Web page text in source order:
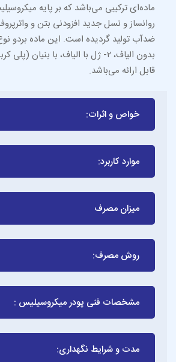
ماده‌ای ترکیبی می‌باشد که بر پایه
روانساز و نسل جدید افزودنی بتن و
بدون الیاف، ۲- ژل با الیاف، با بنیان‌
قابل ارائه می‌باشد.
خواص و اثرات:
موارد كاربرد:
میزان مصرف
روش مصرف:
مشخصات فنی پودر میکروسیلیس :
مدت و شرایط نگهداری: